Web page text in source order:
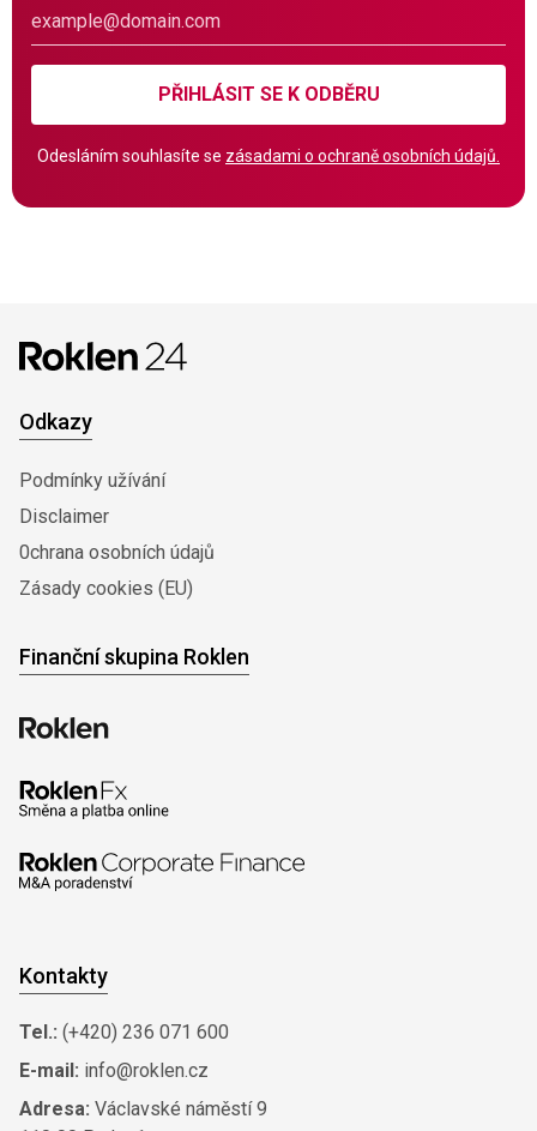
PŘIHLÁSIT SE K ODBĚRU
Odesláním souhlasíte se zásadami o ochraně osobních údajů.
Odkazy
Podmínky užívání
Disclaimer
0chrana osobních údajů
Zásady cookies (EU)
Finanční skupina Roklen
Kontakty
Tel.: (+420) 236 071 600
E-mail: info@roklen.cz
Adresa: Václavské náměstí 9